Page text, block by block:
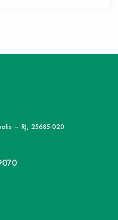
– RJ, 25685-020